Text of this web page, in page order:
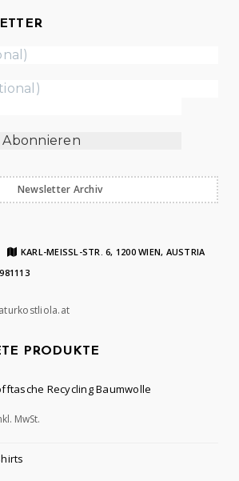
Newsletter Archiv
KARL-MEISSL-STR. 6, 1200 WIEN, AUSTRIA
PRODUKTE
Recycling Baumwolle
MwSt.